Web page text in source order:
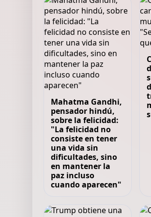
Mahatma Gandhi,
pensador hindú,
sobre la felicidad:
"La felicidad no
consiste en tener
una vida sin
dificultades, sino
en mantener la
paz incluso
cuando aparecen"